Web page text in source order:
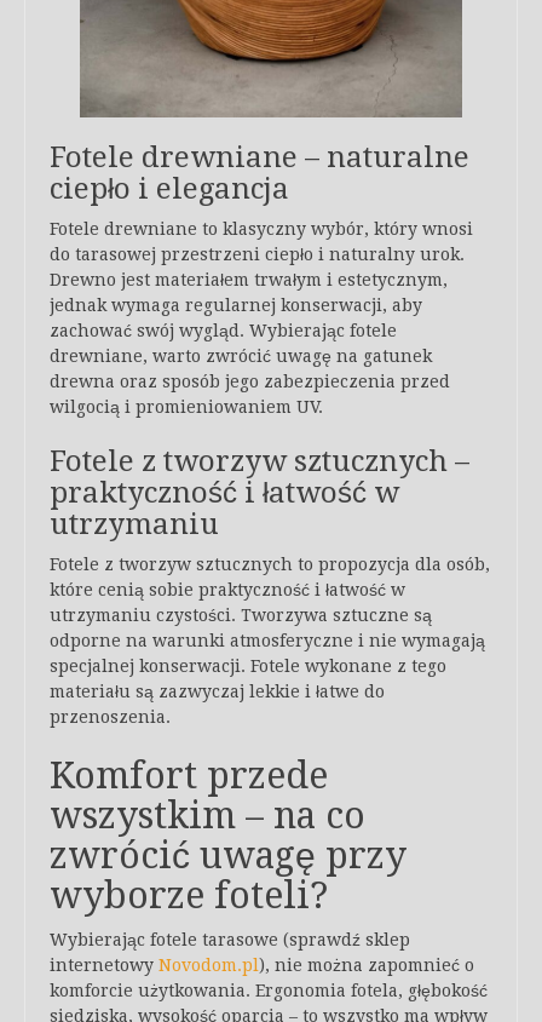
Fotele drewniane – naturalne
ciepło i elegancja
Fotele drewniane to klasyczny wybór, który wnosi
do tarasowej przestrzeni ciepło i naturalny urok.
Drewno jest materiałem trwałym i estetycznym,
jednak wymaga regularnej konserwacji, aby
zachować swój wygląd. Wybierając fotele
drewniane, warto zwrócić uwagę na gatunek
drewna oraz sposób jego zabezpieczenia przed
wilgocią i promieniowaniem UV.
Fotele z tworzyw sztucznych –
praktyczność i łatwość w
utrzymaniu
Fotele z tworzyw sztucznych to propozycja dla osób,
które cenią sobie praktyczność i łatwość w
utrzymaniu czystości. Tworzywa sztuczne są
odporne na warunki atmosferyczne i nie wymagają
specjalnej konserwacji. Fotele wykonane z tego
materiału są zazwyczaj lekkie i łatwe do
przenoszenia.
Komfort przede
wszystkim – na co
zwrócić uwagę przy
wyborze foteli?
Wybierając fotele tarasowe (sprawdź sklep
internetowy Novodom.pl), nie można zapomnieć o
komforcie użytkowania. Ergonomia fotela, głębokość
siedziska, wysokość oparcia – to wszystko ma wpływ